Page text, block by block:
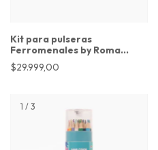
Kit para pulseras
Ferromenales by Roma
Ferro
$29.999,00
1 / 3